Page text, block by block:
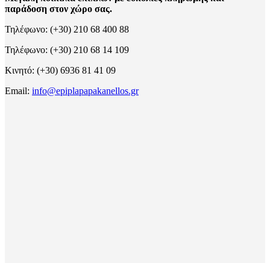
παράδοση στον χώρο σας.
Τηλέφωνο: (+30) 210 68 400 88
Τηλέφωνο: (+30) 210 68 14 109
Κινητό: (+30) 6936 81 41 09
Email: info@epiplapapakanellos.gr